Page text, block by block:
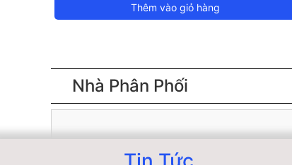
Thêm vào giỏ hàng
Nhà Phân Phối